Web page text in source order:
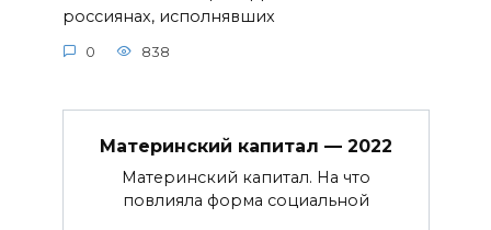
россиянах, исполнявших
0 838
Материнский капитал — 2022
Материнский капитал. На что
повлияла форма социальной